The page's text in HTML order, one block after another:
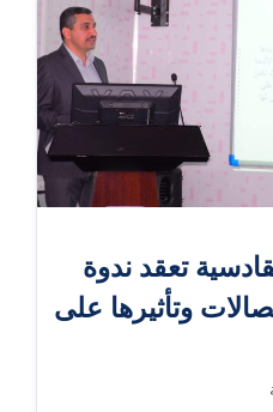
تعقد ندوة
وتأثيرها على